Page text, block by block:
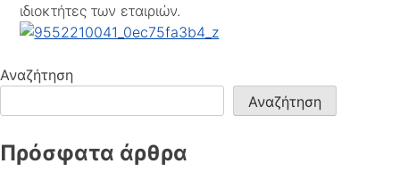
ιδιοκτήτες των εταιριών.
Αναζήτηση
Αναζήτηση
Πρόσφατα άρθρα